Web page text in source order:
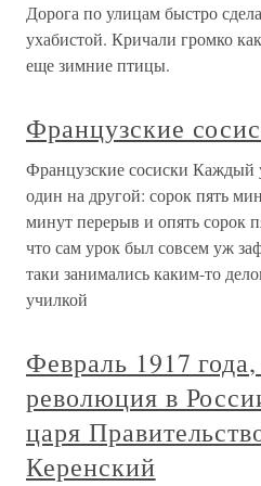
Дорога по улицам быстро
ухабистой. Кричали громко
еще зимние птицы.
Французские
Французские сосиски
один на другой: сорок пять
минут перерыв и опять сорок
что сам урок был совсем уж
таки занимались каким-то
училкой
Февраль 1917
революция в
царя
Керенский